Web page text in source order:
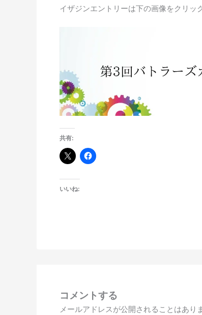
イザジンエントリーは下の画像をクリッ
共有:
いいね:
コメントする
メールアドレスが公開されることはあり